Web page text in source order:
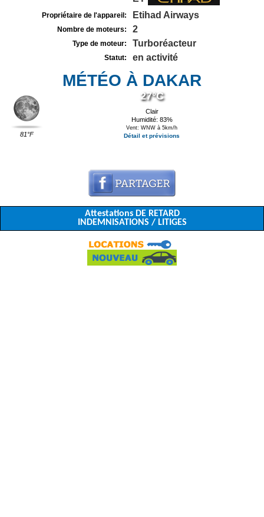
Propriétaire de l'appareil: Etihad Airways
Nombre de moteurs: 2
Type de moteur: Turboréacteur
Statut: en activité
MÉTÉO À DAKAR
81°F
27°C
Clair
Humidité: 83%
Vent: WNW à 5km/h
Détail et prévisions
Attestations DE RETARD
INDEMNISATIONS / LITIGES